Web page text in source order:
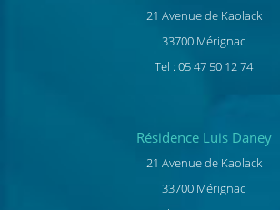
21 Avenue de Kaolack
33700 Mérignac
Tel : 05 47 50 12 74
Résidence Luis Daney
21 Avenue de Kaolack
33700 Mérignac